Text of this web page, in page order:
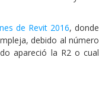
de Revit 2016, donde
debido al número
apareció la R2 o cual